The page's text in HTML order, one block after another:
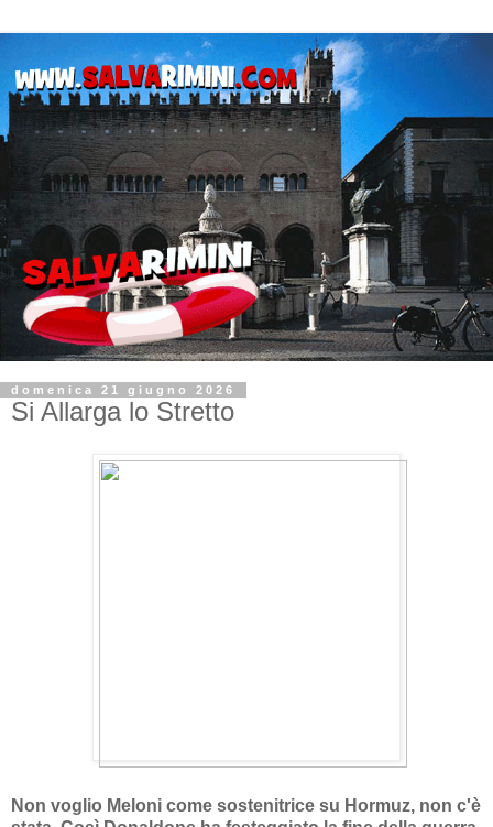
domenica 21 giugno 2026
Si Allarga lo Stretto
Non voglio Meloni come sostenitrice su Hormuz, non c'è